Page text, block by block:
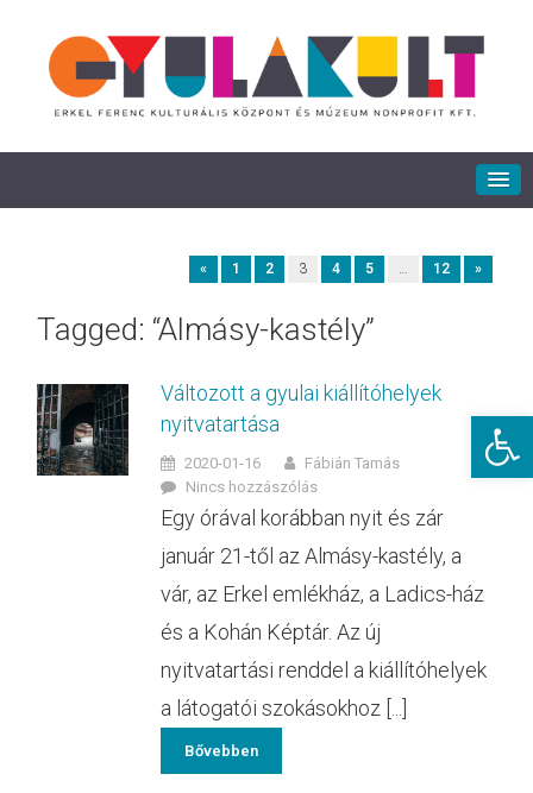
« 1 2 3 4 5 … 12 »
Tagged: “Almásy-kastély”
Változott a gyulai kiállítóhelyek
nyitvatartása
2020-01-16
Fábián Tamás
Nincs hozzászólás
Egy órával korábban nyit és zár
január 21-től az Almásy-kastély, a
vár, az Erkel emlékház, a Ladics-ház
és a Kohán Képtár. Az új
nyitvatartási renddel a kiállítóhelyek
a látogatói szokásokhoz [...]
Bővebben